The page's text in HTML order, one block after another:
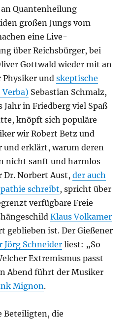
Quantenheilung
großen Jungs vom
eine Live-
über Reichsbürger, bei
Gottwald wieder mit an
Physiker undskeptische
Sebastian Schmalz,
in Friedberg viel Spaß
knöpft sich populäre
wir Robert Betz und
und erklärt, warum deren
nicht sanft und harmlos
Dr. Norbert Aust,der auch
schreibt, spricht über
verfügbare Freie
Klaus Volkamer
geblieben ist. Der Gießener
Schneider liest: „So
Extremismus passt
Abend führt der Musiker
Mignon.
Beteiligten, die